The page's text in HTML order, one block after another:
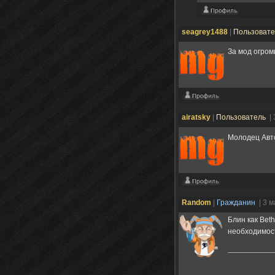
seagrey1488
За мод
airatsky Пользователь
Молодец
Random Гражданин
| 3
Блин как